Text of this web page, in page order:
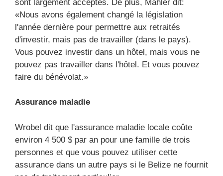
sont largement acceptés. De plus, Mahler dit:
«Nous avons également changé la législation
l'année dernière pour permettre aux retraités
d'investir, mais pas de travailler (dans le pays).
Vous pouvez investir dans un hôtel, mais vous ne
pouvez pas travailler dans l'hôtel. Et vous pouvez
faire du bénévolat.»
Assurance maladie
Wrobel dit que l'assurance maladie locale coûte
environ 4 500 $ par an pour une famille de trois
personnes et que vous pouvez utiliser cette
assurance dans un autre pays si le Belize ne fournit